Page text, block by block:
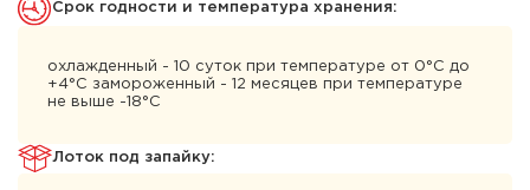
Cрок годности и температура хранения:
охлажденный - 10 суток при температуре от 0°С до
+4°С замороженный - 12 месяцев при температуре
не выше -18°С
Лоток под запайку: